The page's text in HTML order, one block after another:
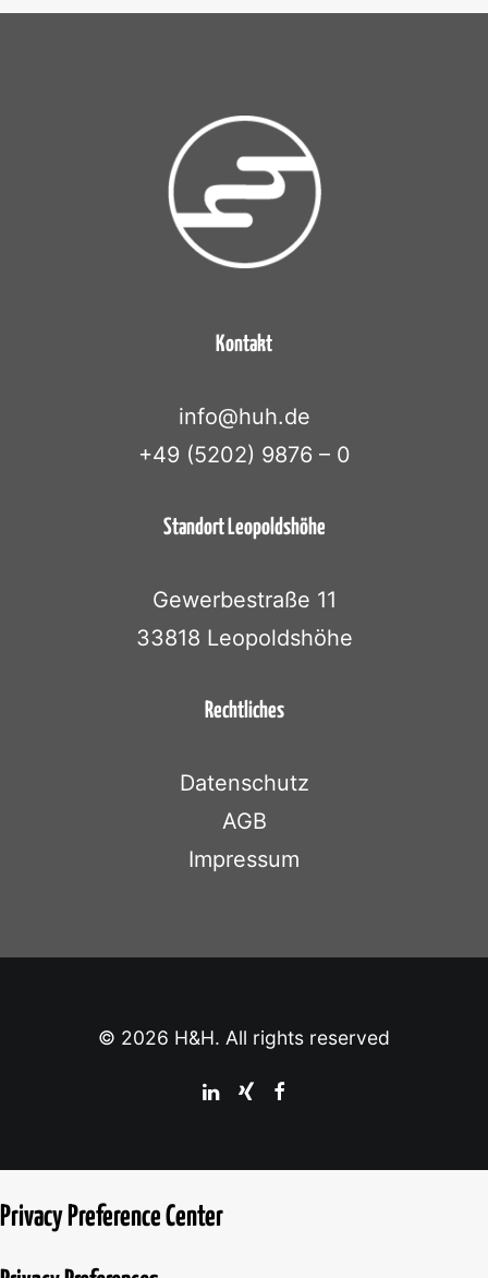
Kontakt
info@huh.de
+49 (5202) 9876 – 0
Standort Leopoldshöhe
Gewerbestraße 11
33818 Leopoldshöhe
Rechtliches
Datenschutz
AGB
Impressum
© 2026 H&H. All rights reserved
Privacy Preference Center